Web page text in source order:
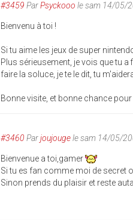
#3459 ParPsyckooo le sam 14/05/
Bienvenu à toi !
Si tu aime les jeux de super
Plus sérieusement, je vois que tu
faire la soluce, je te le dit, tu
Bonne visite, et bonne chance pour
#3460 Parjoujougele sam 14/05/
Bienvenue a toi,gamer
Si tu es fan comme moi de secret
Sinon prends du plaisir et reste